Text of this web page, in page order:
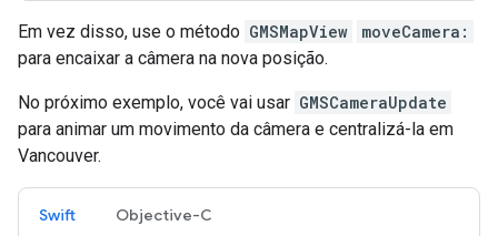
Em vez disso, use o método GMSMapView
moveCamera:
para encaixar a câmera na nova posição.
No próximo exemplo, você vai usar GMSCameraUpdate
para animar um movimento da câmera e centralizá-la em
Vancouver.
Swift Objective-C